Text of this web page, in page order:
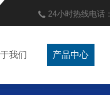
24小时热线电话：
我们 产品中心